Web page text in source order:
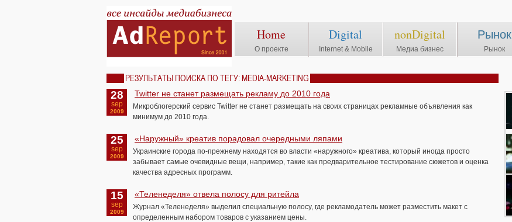
Home
О проекте
Digital
Internet & Mobile
nonDigital
Медиа бизнес
Рынок
Рынок
РЕЗУЛЬТАТЫ ПОИСКА ПО ТЕГУ: MEDIA-MARKETING
28
sep
2009
Twitter не станет размещать рекламу до 2010 года
Микроблогерский сервис Twitter не станет размещать на своих страницах рекламные объявления как
минимум до 2010 года.
25
sep
2009
«Наружный» креатив порадовал очередными ляпами
Украинские города по-прежнему находятся во власти «наружного» креатива, который иногда просто
забывает самые очевидные вещи, например, такие как предварительное тестирование сюжетов и оценка
качества адресных программ.
15
sep
2009
«Теленеделя» отвела полосу для ритейла
Журнал «Теленеделя» выделил специальную полосу, где рекламодатель может разместить макет с
определенным набором товаров с указанием цены.